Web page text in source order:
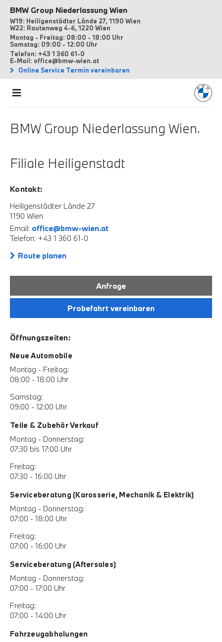
BMW Group Niederlassung Wien
W19: Heiligenstädter Lände 27, 1190 Wien
W22: Rautenweg 4-6, 1220 Wien
Montag - Freitag: 08:00 - 18:00 Uhr
Samstag: 09:00 - 12:00 Uhr
Telefon: +43 1 360 61-0
E-Mail: office@bmw-wien.at
Online Service Termin vereinbaren
BMW Group Niederlassung Wien.
Filiale Heiligenstadt
Kontakt:
Heiligenstädter Lände 27
1190 Wien
Email: office@bmw-wien.at
Telefon: +43 1 360 61-0
Route planen
Anfrage
Probefahrt vereinbaren
Öffnungszeiten:
Neue Automobile
Montag - Freitag:
08:00 - 18:00 Uhr
Samstag:
09:00 - 12:00 Uhr
Teile & Zubehör Verkauf
Montag - Donnerstag:
07:30 bis 17:00 Uhr
Freitag:
07:30 - 16:00 Uhr
Serviceberatung (Karosserie, Mechanik & Elektrik)
Montag - Donnerstag:
07:00 - 18:00 Uhr
Freitag:
07:00 - 16:00 Uhr
Serviceberatung (Aftersales)
Montag - Donnerstag:
07:00 - 17:00 Uhr
Freitag:
07:00 - 14:00 Uhr
Fahrzeugabholungen